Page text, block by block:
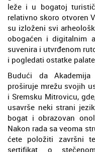
leže i u bogatoj
relativno skoro otvoren
su izloženi svi
obogaćen i digitalnim
suvenira i utvrđenom
i pogledati ostatke
Budući da
proširuje mrežu svojih
i Sremsku Mitrovicu,
usavrše neki strani
bogat i obrazovan
Nakon rada sa veoma
ćete položiti završni
sertifikat o